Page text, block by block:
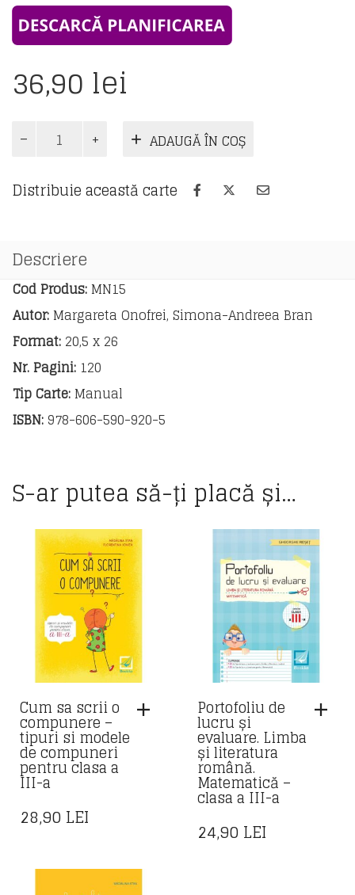
36,90 lei
Cantitate
Manual
și
literatura
a
III-
a
ADAUGĂ ÎN COȘ
Distribuie această carte
Descriere
Cod Produs: MN15
Autor: Margareta Onofrei, Simona-Andreea Bran
Format: 20,5 x 26
Nr. Pagini: 120
Tip Carte: Manual
ISBN:978-606-590-920-5
S-ar putea să-ți placă și…
Cum sa scrii o
compunere –
tipuri si modele
de compuneri
pentru clasa a
III-a
28,90 LEI
Portofoliu de
lucru și
evaluare. Limba
și literatura
română.
Matematică –
clasa a III-a
24,90 LEI